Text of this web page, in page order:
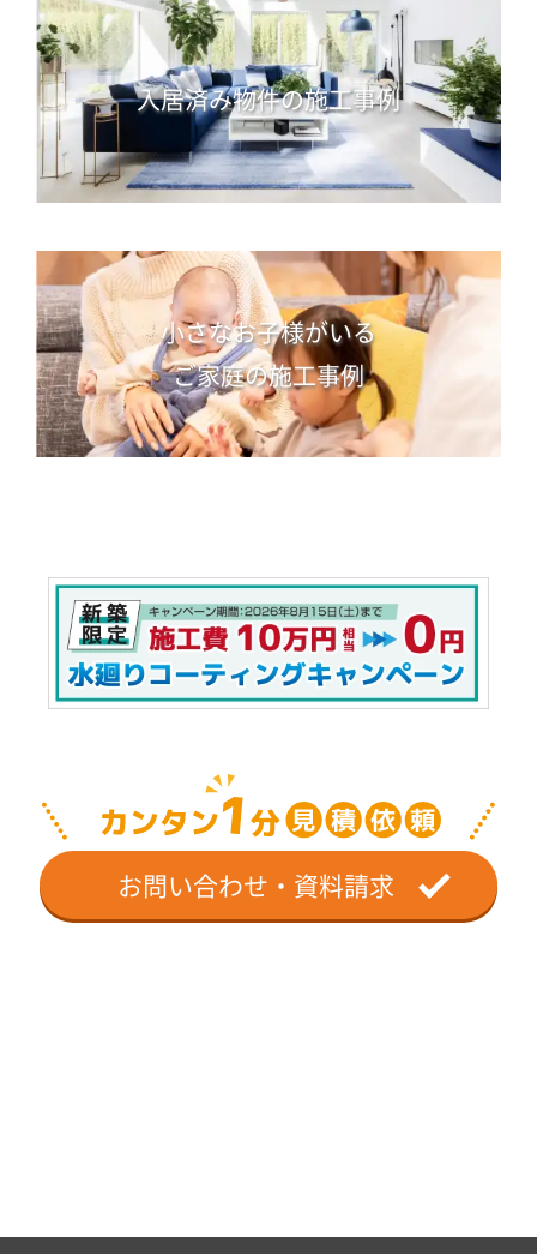
入居済み物件の施工事例
小さなお子様がいる
ご家庭の施工事例
お問い合わせ・資料請求